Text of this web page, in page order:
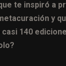
te inspiró a
y
140